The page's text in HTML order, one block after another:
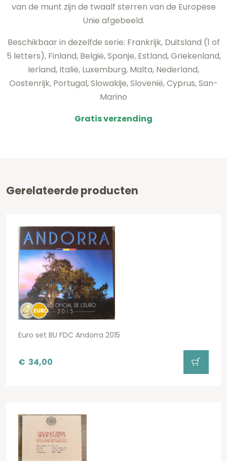
van de munt zijn de twaalf sterren van de Europese
Unie afgebeeld.
Beschikbaar in dezelfde serie: Frankrijk, Duitsland (1 of
5 letters), Finland, België, Spanje, Estland, Griekenland,
Ierland, Italië, Luxemburg, Malta, Nederland,
Oostenrijk, Portugal, Slowakije, Slovenië, Cyprus, San-
Marino
Gratis verzending
Gerelateerde producten
Euro set BU FDC Andorra 2015
€ 34,00